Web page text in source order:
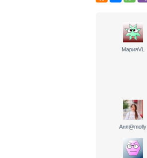
МарияVL
Аня@molly